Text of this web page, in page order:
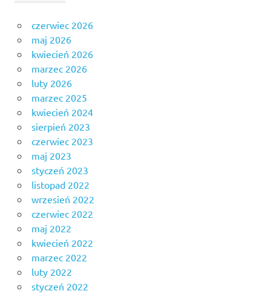
czerwiec 2026
maj 2026
kwiecień 2026
marzec 2026
luty 2026
marzec 2025
kwiecień 2024
sierpień 2023
czerwiec 2023
maj 2023
styczeń 2023
listopad 2022
wrzesień 2022
czerwiec 2022
maj 2022
kwiecień 2022
marzec 2022
luty 2022
styczeń 2022